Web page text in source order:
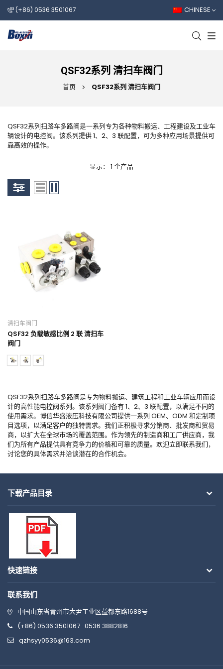
(+86) 0536 3501067 CHINESE
QSF32系列 清扫车阀门
首页 QSF32系列 清扫车阀门
QSF32系列扫路车多路阀是一系列专为各种物料搬运、工程建设及工业车
辆设计的电控阀。该系列提供 1、2、3 联配置，可为多种应用场景提供可
靠高效的操作。
显示： 1 个产品
清扫车阀门
QSF32 负载敏感比例 2 联 清扫车
阀门
QSF32系列扫路车多路阀是专为物料搬运、建筑工程和工业车辆应用而设
计的高性能电控阀系列。该系列阀门备有 1、2、3 联配置，以满足不同的
使用需求。博信华盛液压科技有限公司提供一系列 OEM、ODM 和定制项
目选项，以满足客户的独特需求。我们正积极寻求分销商、批发商和贸易
商，以扩大在全球市场的覆盖范围。作为领先的制造商和工厂供应商，我
们为所有产品提供具有竞争力的价格和可靠的质量。欢迎立即联系我们，
讨论您的具体需求并洽谈潜在的合作机会。
下载产品目录
快速链接
联系我们
中国山东省青州市大尹工业区益都东路1688号
(+86) 0536 3501067 0536 3882816
qzhsyy0536@163.com